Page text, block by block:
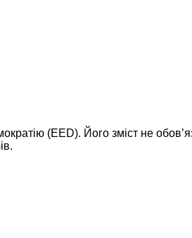
(EED). Його зміст не